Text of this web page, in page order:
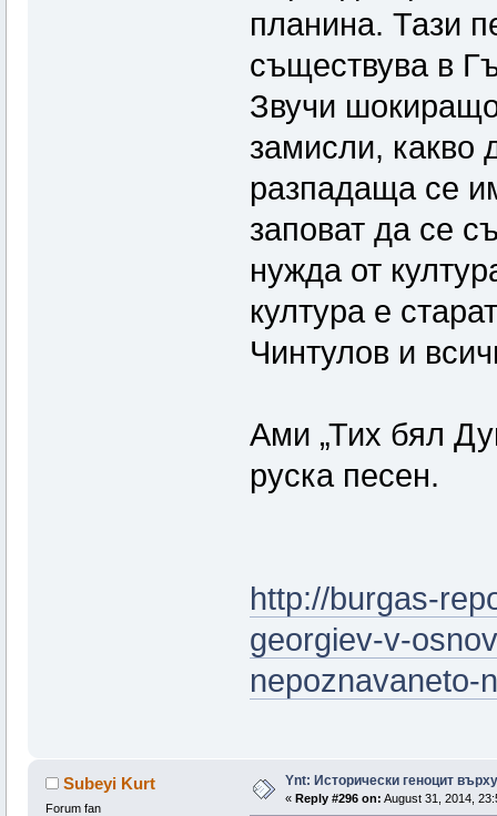
планина. Тази
съществува в
Звучи
замисли, какво
разпадаща се
заповат да се
нужда от
култура е
Чинтулов и
Ами „Тих бял
руска песен.
http://burgas-
georgiev-v-
nepoznavaneto-
Subeyi Kurt
Forum fan
Ynt: Исторически геноцит
« Reply #296 on: August 31, 2014,